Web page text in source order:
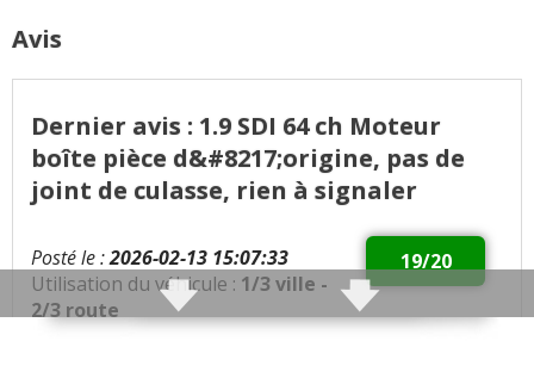
Avis
Dernier avis : 1.9 SDI 64 ch Moteur
boîte pièce d&#8217;origine, pas de
joint de culasse, rien à signaler
19/20
Posté le :2026-02-13 15:07:33
Utilisation du véhicule : 1/3 ville -
2/3 route